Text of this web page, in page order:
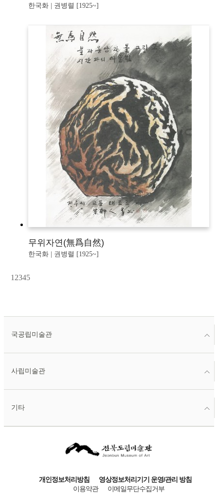
한국화 | 권병렬 [1925~]
무위자연(無爲自然)
한국화 | 권병렬 [1925~]
1 2345
국공립미술관
사립미술관
기타
개인정보처리방침
영상정보처리기기 운영/관리 방침
이용약관
이메일무단수집거부